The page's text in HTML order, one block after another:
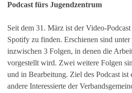
Podcast fürs Jugendzentrum
Seit dem 31. März ist der Video-
Spotify zu finden. Erschienen sind unter
inzwischen 3 Folgen, in denen die
vorgestellt wird. Zwei weitere Folgen
und in Bearbeitung. Ziel des Podcast ist
andere Interessierte der